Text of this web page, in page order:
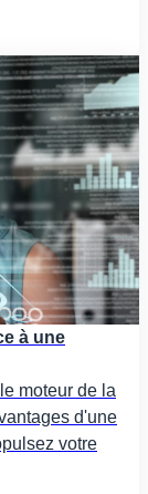
à une
moteur de la
d'une
votre